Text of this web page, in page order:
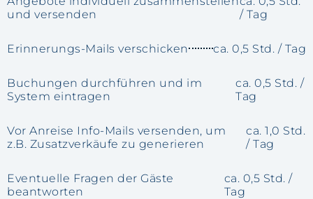
und versenden
/ Tag
Erinnerungs-Mails verschicken ca. 0,5 Std. / Tag
Buchungen durchführen und im
System eintragen
ca. 0,5 Std. /
Tag
Vor Anreise Info-Mails versenden, um
z.B. Zusatzverkäufe zu generieren
ca. 1,0 Std.
/ Tag
Eventuelle Fragen der Gäste
beantworten
ca. 0,5 Std. /
Tag